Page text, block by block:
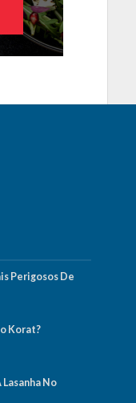
Perigosos De
Korat?
No